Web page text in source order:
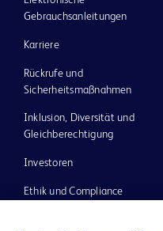
Gebrauchsanleitungen
Karriere
Rückrufe und
Sicherheitsmaßnahmen
Inklusion, Diversität und
Gleichberechtigung
Investoren
Ethik und Compliance